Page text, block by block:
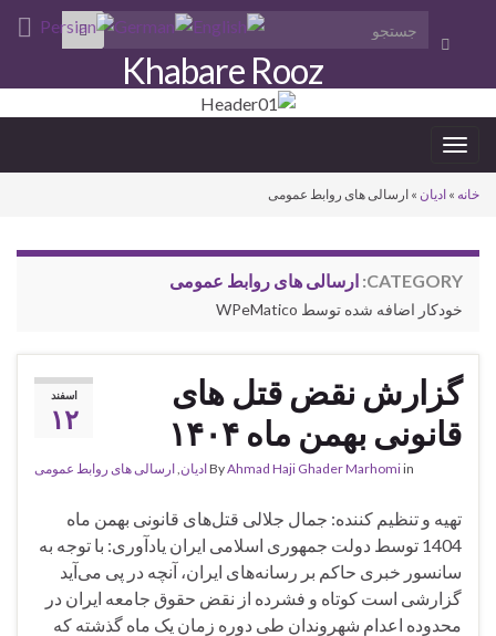
Toggle
Toggle
navigation
Khabare Rooz
خانه » ادیان » ارسالی های روابط عمومی
CATEGORY: ارسالی های روابط عمومی
خودکار اضافه شده توسط WPeMatico
اسفند
۱۲
گزارش نقض قتل های
قانونی بهمن ماه ۱۴۰۴
ByAhmad Haji Ghader Marhomiin ادیان ارسالی های روابط عمومی
تهیه و تنظیم کننده: جمال جلالی قتل‌های قانونی بهمن ماه
1404 توسط دولت جمهوری اسلامی ایران یادآوری: با توجه به
سانسور خبری حاکم بر رسانه‌های ایران، آنچه در پی می‌آید
گزارشی است کوتاه و فشرده از نقض حقوق جامعه ایران در
محدوده اعدام شهروندان طی دوره زمان یک ماه گذشته که